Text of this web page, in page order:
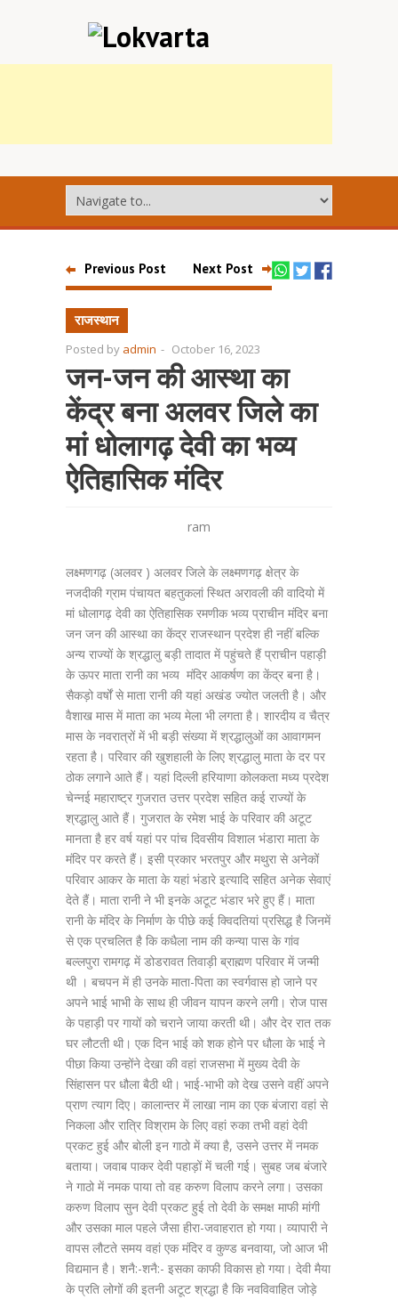
Previous Post Next Post
राजस्थान
Posted by admin - October 16, 2023
जन-जन की आस्था का
केंद्र बना अलवर जिले का
मां धोलागढ़ देवी का भव्य
ऐतिहासिक मंदिर
ram
लक्ष्मणगढ़ (अलवर ) अलवर जिले के लक्ष्मणगढ़ क्षेत्र के
नजदीकी ग्राम पंचायत बहतुकलां स्थित अरावली की वादियो में
मां धोलागढ़ देवी का ऐतिहासिक रमणीक भव्य प्राचीन मंदिर बना
जन जन की आस्था का केंद्र राजस्थान प्रदेश ही नहीं बल्कि
अन्य राज्यों के श्रद्धालु बड़ी तादात में पहुंचते हैं प्राचीन पहाड़ी
के ऊपर माता रानी का भव्य मंदिर आकर्षण का केंद्र बना है।
सैकड़ो वर्षों से माता रानी की यहां अखंड ज्योत जलती है। और
वैशाख मास में माता का भव्य मेला भी लगता है। शारदीय व चैत्र
मास के नवरात्रों में भी बड़ी संख्या में श्रद्धालुओं का आवागमन
रहता है। परिवार की खुशहाली के लिए श्रद्धालु माता के दर पर
ठोक लगाने आते हैं। यहां दिल्ली हरियाणा कोलकता मध्य प्रदेश
चेन्नई महाराष्ट्र गुजरात उत्तर प्रदेश सहित कई राज्यों के
श्रद्धालु आते हैं। गुजरात के रमेश भाई के परिवार की अटूट
मानता है हर वर्ष यहां पर पांच दिवसीय विशाल भंडारा माता के
मंदिर पर करते हैं। इसी प्रकार भरतपुर और मथुरा से अनेकों
परिवार आकर के माता के यहां भंडारे इत्यादि सहित अनेक सेवाएं
देते हैं। माता रानी ने भी इनके अटूट भंडार भरे हुए हैं। माता
रानी के मंदिर के निर्माण के पीछे कई क्विदतियां प्रसिद्ध है जिनमें
से एक प्रचलित है कि कधैला नाम की कन्या पास के गांव
बल्लपुरा रामगढ़ में डोडरावत तिवाड़ी ब्राह्मण परिवार में जन्मी
थी । बचपन में ही उनके माता-पिता का स्वर्गवास हो जाने पर
अपने भाई भाभी के साथ ही जीवन यापन करने लगी। रोज पास
के पहाड़ी पर गायों को चराने जाया करती थी। और देर रात तक
घर लौटती थी। एक दिन भाई को शक होने पर धौला के भाई ने
पीछा किया उन्होंने देखा की वहां राजसभा में मुख्य देवी के
सिंहासन पर धौला बैठी थी। भाई-भाभी को देख उसने वहीं अपने
प्राण त्याग दिए। कालान्तर में लाखा नाम का एक बंजारा वहां से
निकला और रात्रि विश्राम के लिए वहां रुका तभी वहां देवी
प्रकट हुई और बोली इन गाठो में क्या है, उसने उत्तर में नमक
बताया। जवाब पाकर देवी पहाड़ों में चली गई। सुबह जब बंजारे
ने गाठो में नमक पाया तो वह करुण विलाप करने लगा। उसका
करुण विलाप सुन देवी प्रकट हुई तो देवी के समक्ष माफी मांगी
और उसका माल पहले जैसा हीरा-जवाहरात हो गया। व्यापारी ने
वापस लौटते समय वहां एक मंदिर व कुण्ड बनवाया, जो आज भी
विद्यमान है। शनै:-शनै:- इसका काफी विकास हो गया। देवी मैया
के प्रति लोगों की इतनी अटूट श्रद्धा है कि नवविवाहित जोड़े